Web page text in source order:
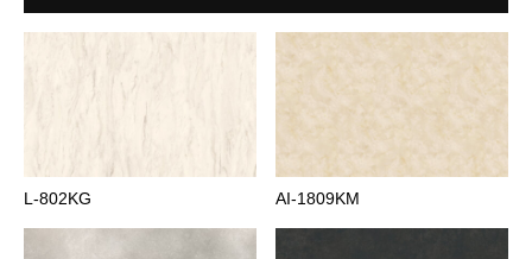
L-802KG AI-1809KM